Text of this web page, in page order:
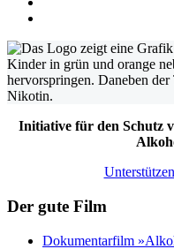
Initiative für den Schutz
Der gute Film
Dokumentarfilm